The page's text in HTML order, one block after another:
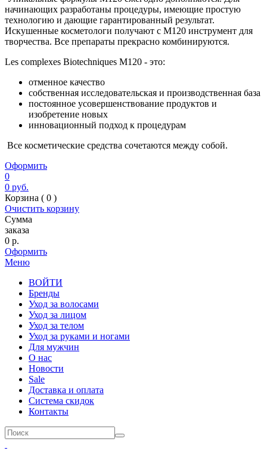
начинающих разработаны процедуры, имеющие простую
технологию и дающие гарантированный результат.
Искушенные косметологи получают с М120 инструмент для
творчества. Все препараты прекрасно комбинируются.
Les complexes Biotechniques M120 - это:
отменное качество
собственная исследовательская и производственная база
постоянное усовершенствование продуктов и
изобретение новых
инновационный подход к процедурам
Все косметические средства сочетаются между собой.
Оформить
0
0 руб.
Корзина ( 0 )
Очистить корзину
Сумма
заказа
0 р.
Оформить
Меню
ВОЙТИ
Бренды
Уход за волосами
Уход за лицом
Уход за телом
Уход за руками и ногами
Для мужчин
О нас
Новости
Sale
Доставка и оплата
Система скидок
Контакты